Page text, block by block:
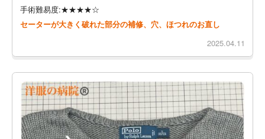
手術難易度:★★★★☆
セーターが大きく破れた部分の補修、穴、ほつれのお直し
2025.04.11